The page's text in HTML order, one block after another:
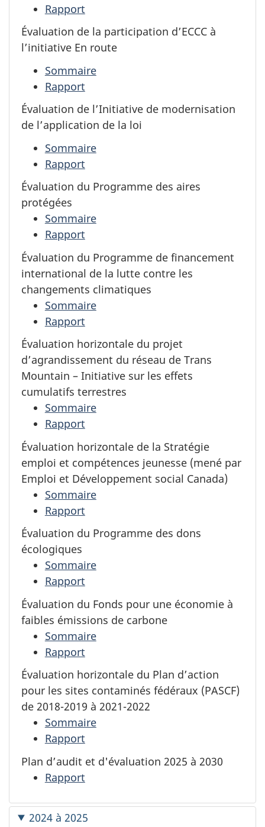
Rapport
Évaluation de la participation d’ECCC à
l’initiative En route
Sommaire
Rapport
Évaluation de l’Initiative de modernisation
de l’application de la loi
Sommaire
Rapport
Évaluation du Programme des aires
protégées
Sommaire
Rapport
Évaluation du Programme de financement
international de la lutte contre les
changements climatiques
Sommaire
Rapport
Évaluation horizontale du projet
d’agrandissement du réseau de Trans
Mountain – Initiative sur les effets
cumulatifs terrestres
Sommaire
Rapport
Évaluation horizontale de la Stratégie
emploi et compétences jeunesse (mené par
Emploi et Développement social Canada)
Sommaire
Rapport
Évaluation du Programme des dons
écologiques
Sommaire
Rapport
Évaluation du Fonds pour une économie à
faibles émissions de carbone
Sommaire
Rapport
Évaluation horizontale du Plan d’action
pour les sites contaminés fédéraux (PASCF)
de 2018-2019 à 2021-2022
Sommaire
Rapport
Plan d’audit et d'évaluation 2025 à 2030
Rapport
2024 à 2025